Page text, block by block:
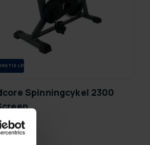
LE­VE­RANS
Spinningcykel 2300
kr